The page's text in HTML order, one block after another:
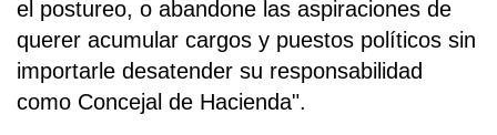
el postureo, o abandone las aspiraciones de
querer acumular cargos y puestos políticos sin
importarle desatender su responsabilidad
como Concejal de Hacienda".